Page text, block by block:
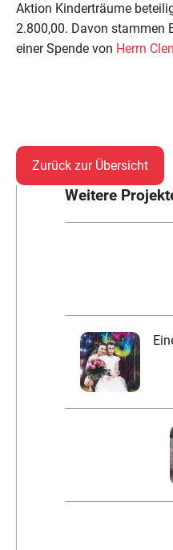
Aktion Kinderträume
2.800,00. Davon stammen
einer Spende von Herrn
Zurück zur Übersicht
Weitere